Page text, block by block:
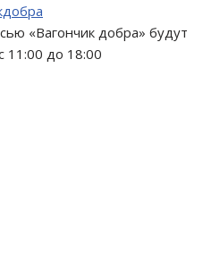
«Вагончик добра» будут
11:00 до 18:00